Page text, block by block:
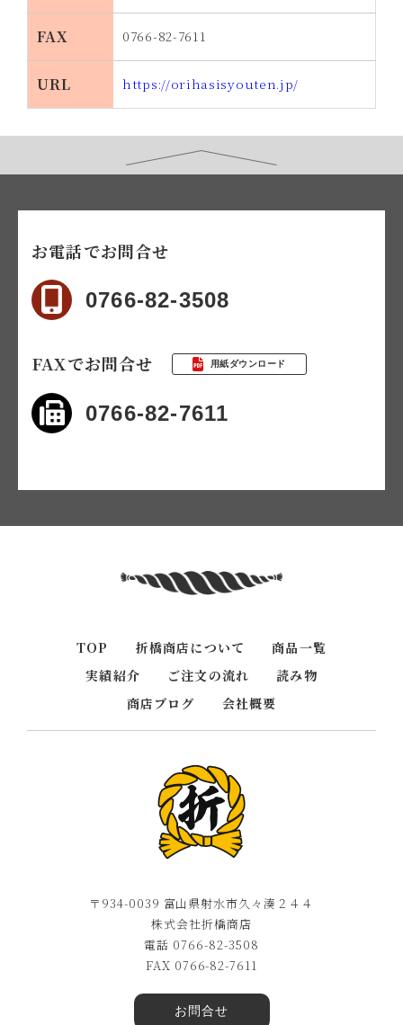
FAX 0766-82-7611
URL https://orihasisyouten.jp/
お電話でお問合せ
0766-82-3508
FAXでお問合せ 用紙ダウンロード
0766-82-7611
TOP 折橋商店について
商品一覧
実績紹介
ご注文の流れ
読み物
商店ブログ
会社概要
〒934-0039 富山県射水市久々湊２４４
株式会社折橋商店
電話 0766-82-3508
FAX 0766-82-7611
お問合せ